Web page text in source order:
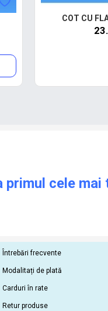
COT CU
primul cele
Întrebări frecvente
Modalitați de plată
Carduri în rate
Retur produse